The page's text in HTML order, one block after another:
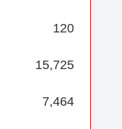
120
15,725
7,464